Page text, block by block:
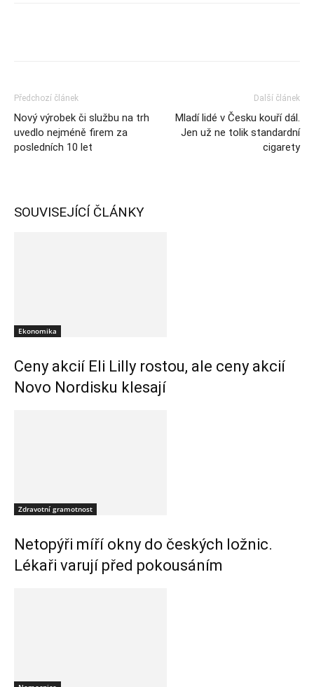
Předchozí článek
Nový výrobek či službu na trh
uvedlo nejméně firem za
posledních 10 let
Další článek
Mladí lidé v Česku kouří dál.
Jen už ne tolik standardní
cigarety
SOUVISEJÍCÍ ČLÁNKY
Ekonomika
Ceny akcií Eli Lilly rostou, ale ceny akcií
Novo Nordisku klesají
Zdravotní gramotnost
Netopýři míří okny do českých ložnic.
Lékaři varují před pokousáním